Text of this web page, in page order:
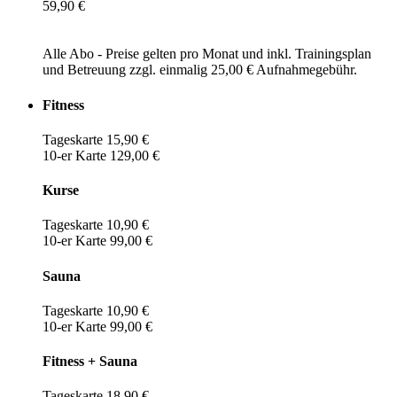
59,90 €
Alle Abo - Preise gelten pro Monat und inkl. Trainingsplan
und Betreuung zzgl. einmalig 25,00 € Aufnahmegebühr.
Fitness
Tageskarte 15,90 €
10-er Karte 129,00 €
Kurse
Tageskarte 10,90 €
10-er Karte 99,00 €
Sauna
Tageskarte 10,90 €
10-er Karte 99,00 €
Fitness + Sauna